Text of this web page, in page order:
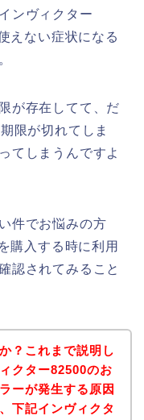
ンヴィクター
えない症状になる
が存在してて、だ
限が切れてしま
てしまうんですよ
件でお悩みの方
購入する時に利用
認されてみること
？これまで説明し
クター82500のお
ーが発生する原因
下記インヴィクタ